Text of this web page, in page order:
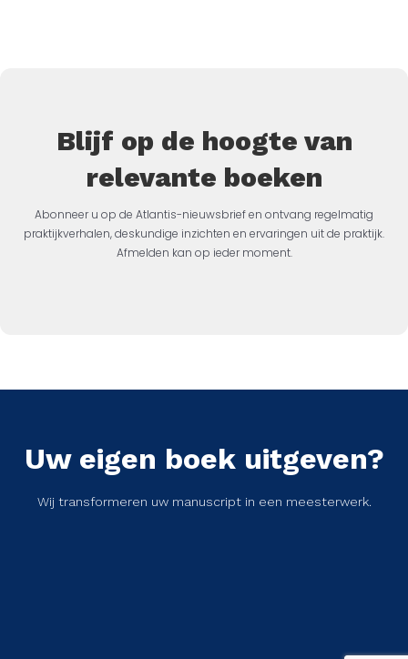
Blijf op de hoogte van
relevante boeken
Abonneer u op de Atlantis-nieuwsbrief en ontvang regelmatig
praktijkverhalen, deskundige inzichten en ervaringen uit de praktijk.
Afmelden kan op ieder moment.
Uw eigen boek uitgeven?
Wij transformeren uw manuscript in een meesterwerk.